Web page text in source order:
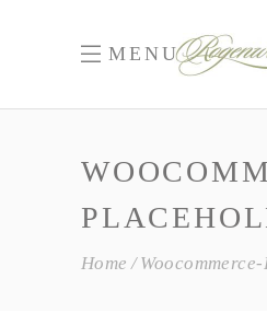
MENU
Home